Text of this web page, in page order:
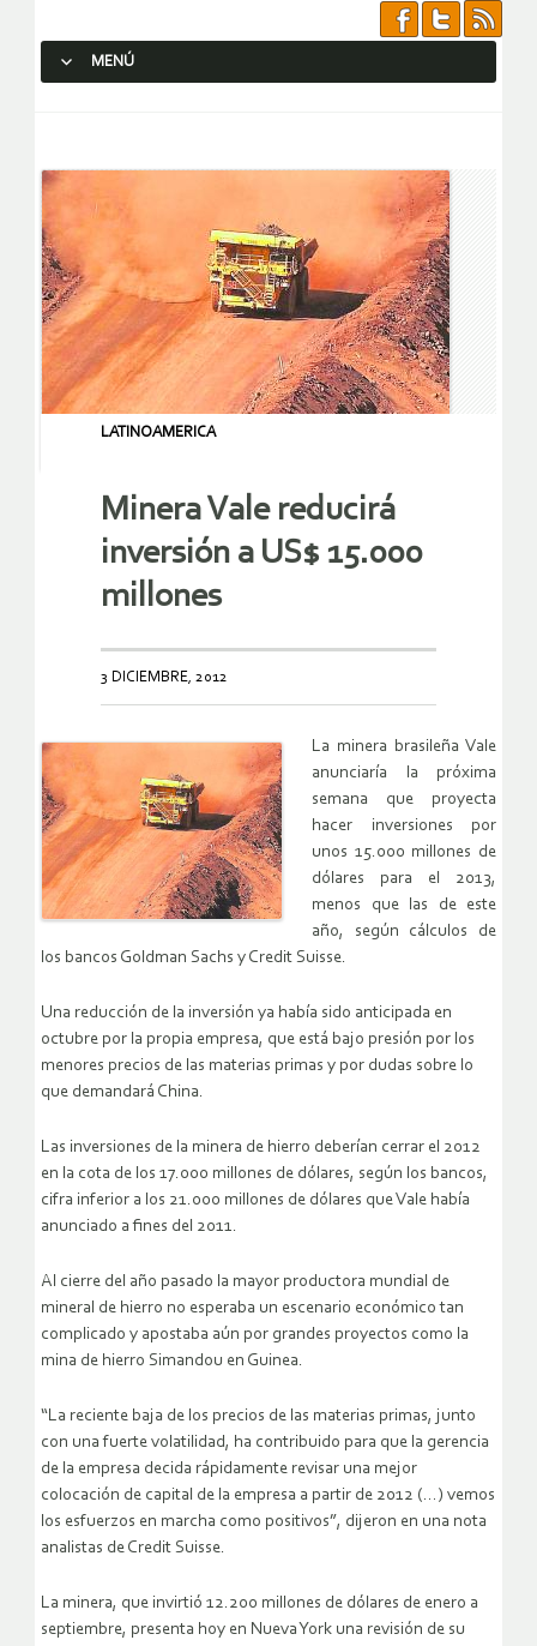
MENÚ
LATINOAMERICA
Minera Vale reducirá
inversión a US$ 15.000
millones
3 DICIEMBRE, 2012
La minera brasileña Vale
anunciaría la próxima
semana que proyecta
hacer inversiones por
unos 15.000 millones de
dólares para el 2013,
menos que las de este
año, según cálculos de
los bancos Goldman Sachs y Credit Suisse.
Una reducción de la inversión ya había sido anticipada en
octubre por la propia empresa, que está bajo presión por los
menores precios de las materias primas y por dudas sobre lo
que demandará China.
Las inversiones de la minera de hierro deberían cerrar el 2012
en la cota de los 17.000 millones de dólares, según los bancos,
cifra inferior a los 21.000 millones de dólares que Vale había
anunciado a fines del 2011.
Al cierre del año pasado la mayor productora mundial de
mineral de hierro no esperaba un escenario económico tan
complicado y apostaba aún por grandes proyectos como la
mina de hierro Simandou en Guinea.
“La reciente baja de los precios de las materias primas, junto
con una fuerte volatilidad, ha contribuido para que la gerencia
de la empresa decida rápidamente revisar una mejor
colocación de capital de la empresa a partir de 2012 (…) vemos
los esfuerzos en marcha como positivos”, dijeron en una nota
analistas de Credit Suisse.
La minera, que invirtió 12.200 millones de dólares de enero a
septiembre, presenta hoy en Nueva York una revisión de su